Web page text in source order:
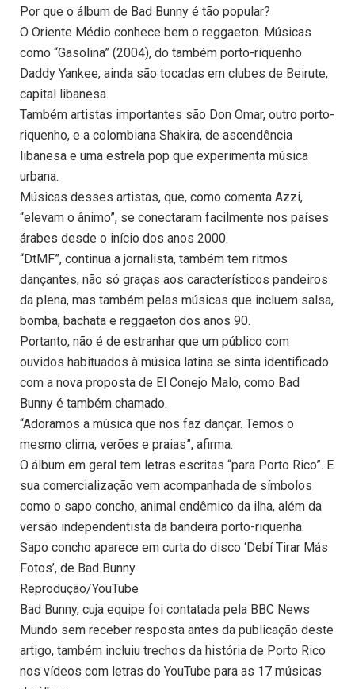
Por que o álbum de Bad Bunny é tão popular?
O Oriente Médio conhece bem o reggaeton. Músicas
como “Gasolina” (2004), do também porto-riquenho
Daddy Yankee, ainda são tocadas em clubes de Beirute,
capital libanesa.
Também artistas importantes são Don Omar, outro porto-
riquenho, e a colombiana Shakira, de ascendência
libanesa e uma estrela pop que experimenta música
urbana.
Músicas desses artistas, que, como comenta Azzi,
“elevam o ânimo”, se conectaram facilmente nos países
árabes desde o início dos anos 2000.
“DtMF”, continua a jornalista, também tem ritmos
dançantes, não só graças aos característicos pandeiros
da plena, mas também pelas músicas que incluem salsa,
bomba, bachata e reggaeton dos anos 90.
Portanto, não é de estranhar que um público com
ouvidos habituados à música latina se sinta identificado
com a nova proposta de El Conejo Malo, como Bad
Bunny é também chamado.
“Adoramos a música que nos faz dançar. Temos o
mesmo clima, verões e praias”, afirma.
O álbum em geral tem letras escritas “para Porto Rico”. E
sua comercialização vem acompanhada de símbolos
como o sapo concho, animal endêmico da ilha, além da
versão independentista da bandeira porto-riquenha.
Sapo concho aparece em curta do disco ‘Debí Tirar Más
Fotos’, de Bad Bunny
Reprodução/YouTube
Bad Bunny, cuja equipe foi contatada pela BBC News
Mundo sem receber resposta antes da publicação deste
artigo, também incluiu trechos da história de Porto Rico
nos vídeos com letras do YouTube para as 17 músicas